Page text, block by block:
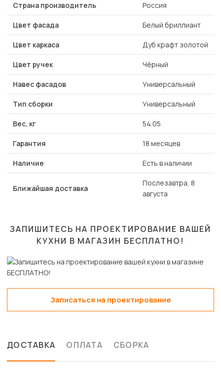
Страна производитель Россия
Цвет фасада Белый бриллиант
Цвет каркаса Дуб крафт золотой
Цвет ручек Чёрный
Навес фасадов Универсальный
Тип сборки Универсальный
Вес, кг 54.05
Гарантия 18 месяцев
Наличие Есть в наличии
Ближайшая доставка
Послезавтра, 8
августа
ЗАПИШИТЕСЬ НА ПРОЕКТИРОВАНИЕ ВАШЕЙ
КУХНИ В МАГАЗИН БЕСПЛАТНО!
Записаться на проектирование
ДОСТАВКА ОПЛАТА СБОРКА